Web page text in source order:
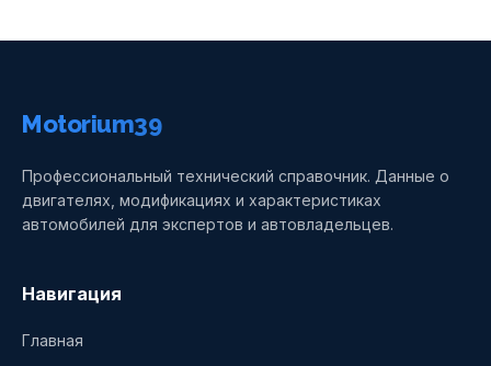
Motorium39
Профессиональный технический справочник. Данные о
двигателях, модификациях и характеристиках
автомобилей для экспертов и автовладельцев.
Навигация
Главная